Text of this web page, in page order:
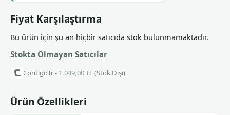
Fiyat Karşılaştırma
Bu ürün için şu an hiçbir satıcıda stok bulunmamaktadır.
Stokta Olmayan Satıcılar
ContigoTr -1.049,00 TL(Stok Dışı)
Ürün Özellikleri